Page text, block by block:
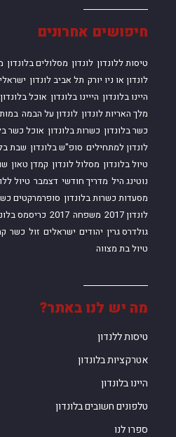
מה יש לנו באתר?
טיסות ללנדון
אטרקציות בלונדון
היינו בלונדון
טלפונים חשובים בלונדון
ספרו לנו
חיפושים אחרונים
טיסות ללונדון לונדון מסלולים בלונדון
לונדון או ניו יורק תל אביב לונדון
היינו בלונדון הייינו בלונדון אוכל בלונדון
מלך האריות לונדון לונדון על הבמה
כשר בלונדון כשרות בלונדון אוכל כשר
לונדון למתחילים סופ"ש בלונדון שבת
טיול בלונדון מסלול לונדון קמדן טאון
נוטינג היל מדריך חודשי דצמבר טיול
מסעדות כשרות בלונדון סופרמרקטים
לונדון 2017
משפחה 2017 כריסמס
גולדרס גרין יהודים ישראלים זול כשר
טיול בת מצווה